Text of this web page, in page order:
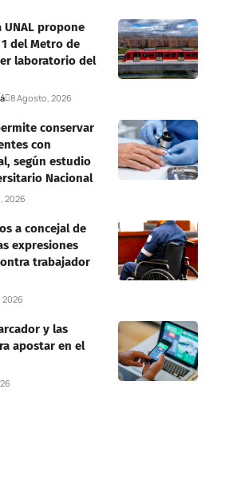
propone
del Metro de
laboratorio del
8 Agosto, 2026
conservar
con
según estudio
Nacional
2026
a concejal de
expresiones
trabajador
2026
y las
apostar en el